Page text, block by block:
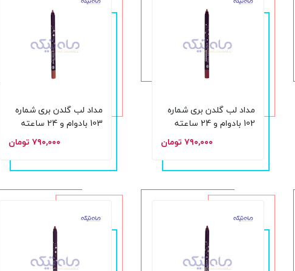
مداد لب گلدن بری شماره
102 بادوام و 24 ساعته
۷۹۰,۰۰۰ تومان
مداد لب گلدن بری شماره
103 بادوام و 24 ساعته
۷۹۰,۰۰۰ تومان